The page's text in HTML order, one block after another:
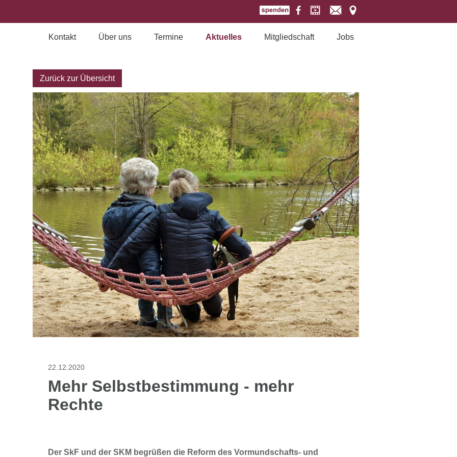
Kontakt Über uns Termine
Aktuelles
Mitgliedschaft Jobs
Zurück zur Übersicht
22.12.2020
Mehr Selbstbestimmung - mehr
Rechte
Der SkF und der SKM begrüßen die Reform des Vormundschafts- und